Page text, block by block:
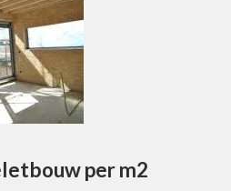
per m2